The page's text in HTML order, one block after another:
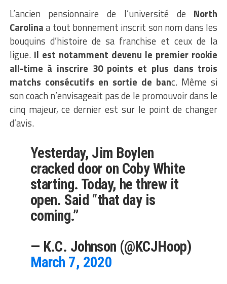
L’ancien pensionnaire de l’université de North
Carolinaa tout bonnement inscrit son nom dans les
bouquins d’histoire de sa franchise et ceux de la
ligue. Il est notamment devenu le premier rookie
all-time à inscrire 30 points et plus dans trois
matchs consécutifs en sortie de banc. Même si
son coach n’envisageait pas de le promouvoir dans le
cinq majeur, ce dernier est sur le point de changer
d’avis.
Yesterday, Jim Boylen
cracked door on Coby White
starting. Today, he threw it
open. Said “that day is
coming.”
— K.C. Johnson (@KCJHoop)
March 7, 2020